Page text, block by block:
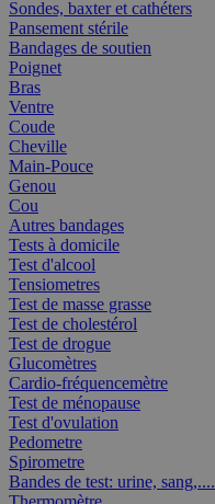
Sondes, baxter et cathéters
Pansement stérile
Bandages de soutien
Poignet
Bras
Ventre
Coude
Cheville
Main-Pouce
Genou
Cou
Autres bandages
Tests à domicile
Test d'alcool
Tensiometres
Test de masse grasse
Test de cholestérol
Test de drogue
Glucomètres
Cardio-fréquencemètre
Test de ménopause
Test d'ovulation
Pedometre
Spirometre
Bandes de test: urine, sang,....